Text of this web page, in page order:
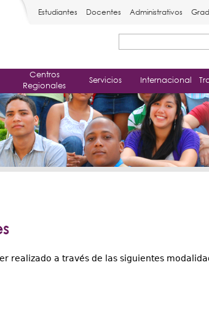
de
búsqueda
Estudiantes Docentes Administrativos
Centros
Regionales
Servicios Internacional
realizado a través de las siguientes